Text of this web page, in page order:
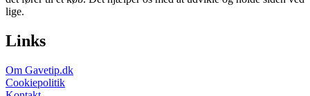
lige.
Links
Om Gavetip.dk
Cookiepolitik